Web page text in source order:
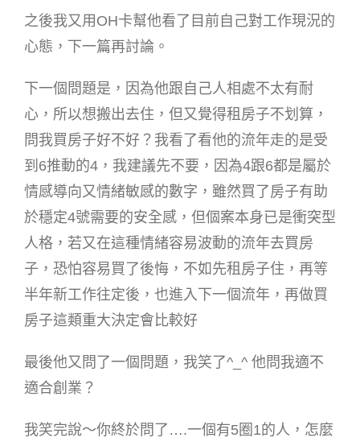
之後我又用OH卡幫他看了目前自己對工作現況的
心態，下一篇再討論。
下一個問題是，因為他跟自己人相處不太有耐
心，所以想搬出去住，但又覺得租房子不划算，
問我買房子好不好？我看了看他的流年走的是受
到6推動的4，我建議先不要，因為4跟6都是屬於
情感導向又情緒敏感的數字，雖然買了房子有助
於穩定4號需要的安全感，但個案本身已是衝突型
人格，若又在這種情緒容易波動的流年去買房
子，恐怕容易買了後悔，不如先租房子住，再等
半年新工作往定後，也進入下一個流年，再做買
房子這類重大決定會比較好
最後他又問了一個問題，我笑了^_^ 他問我適不
適合創業？
我笑完說～你終於問了….一個有5圈1的人，怎麼